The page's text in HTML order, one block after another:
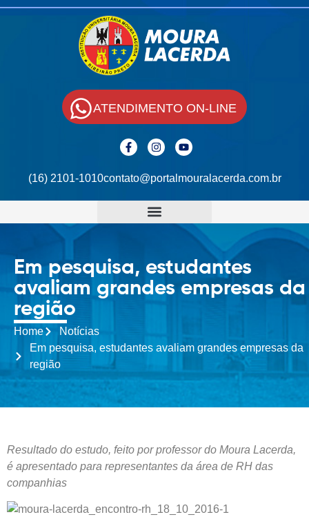
(16) 2101-1010contato@portalmouralacerda.com.br
ATENDIMENTO ON-LINE
Em pesquisa, estudantes
avaliam grandes empresas da
região
Home
Notícias
Em pesquisa, estudantes avaliam grandes empresas da
região
Resultado do estudo, feito por professor do Moura Lacerda,
é apresentado para representantes da área de RH das
companhias